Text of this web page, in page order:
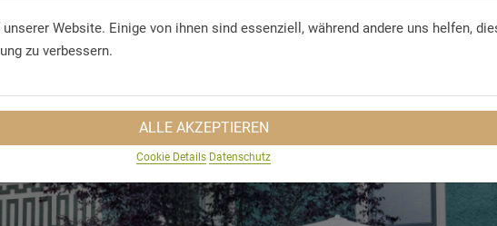
Website. Einige von ihnen sind essenziell, während andere uns helfen,
zu verbessern.
ALLE AKZEPTIEREN
Cookie Details Datenschutz